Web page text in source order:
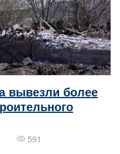
вывезли более
591